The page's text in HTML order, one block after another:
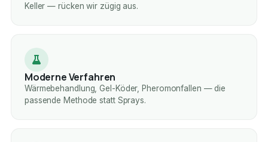
Keller — rücken wir zügig aus.
Moderne Verfahren
Wärmebehandlung, Gel-Köder, Pheromonfallen — die
passende Methode statt Sprays.